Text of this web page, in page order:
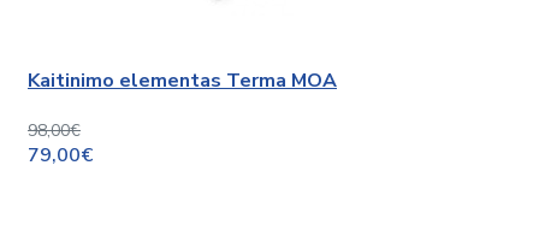
Kaitinimo elementas Terma MOA
98,00€
79,00€